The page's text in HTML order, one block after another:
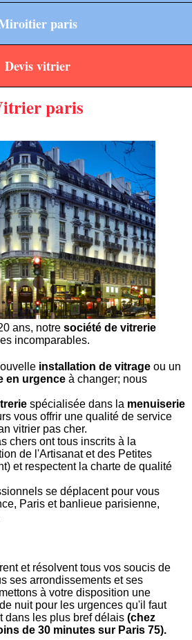
paris
Devis vitrier
paris
ans, notre société de vitrerie
incomparables.
installation de vitrage ou un
en urgence à changer; nous
spécialisée dans la menuiserie
vous offrir une qualité de service
vitrier pas cher.
chers ont tous inscrits à la
de l'Artisanat et des Petites
et respectent la charte de qualité
se déplacent pour vous
Paris et banlieue parisienne,
et résolvent tous vos soucis de
ses arrondissements et ses
à votre disposition une
nuit pour les urgences qu'il faut
dans les plus bref délais (chez
de 30 minutes sur Paris 75).